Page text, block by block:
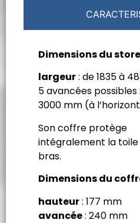
Dimensions du store
largeur: de 1835 à
5 avancées possibles
3000 mm (à
Son coffre protège
intégralement la
bras.
Dimensions du
hauteur: 177 mm
avancée: 240 mm